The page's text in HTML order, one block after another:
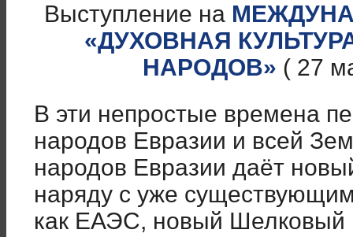
Выступление на
«ДУХОВНАЯ
НАРОДОВ» ( 27
В эти непростые времена
народов Евразии и всей
народов Евразии даёт
наряду с уже
как ЕАЭС, новый Шелковый